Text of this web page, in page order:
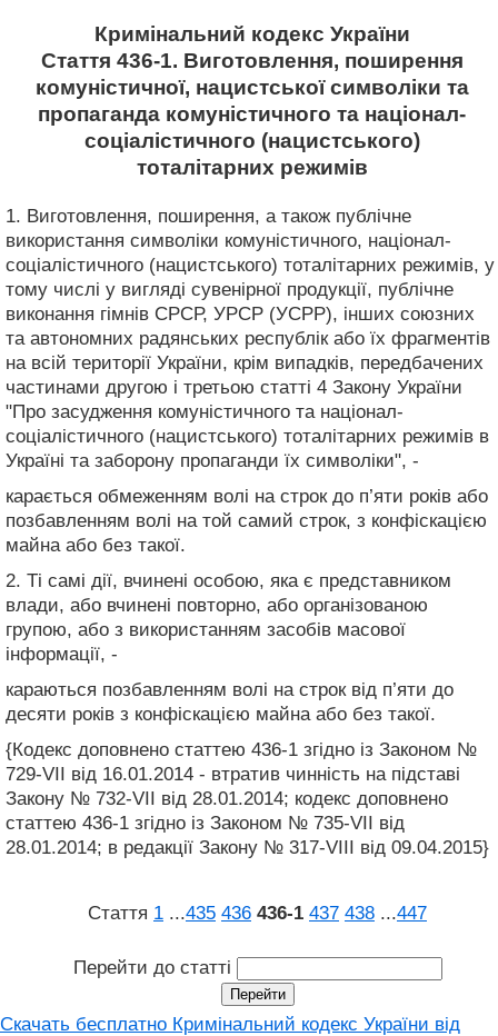
Кримінальний кодекс України
Стаття 436-1. Виготовлення, поширення
комуністичної, нацистської символіки та
пропаганда комуністичного та націонал-
соціалістичного (нацистського)
тоталітарних режимів
1. Виготовлення, поширення, а також публічне
використання символіки комуністичного, націонал-
соціалістичного (нацистського) тоталітарних режимів, у
тому числі у вигляді сувенірної продукції, публічне
виконання гімнів СРСР, УРСР (УСРР), інших союзних
та автономних радянських республік або їх фрагментів
на всій території України, крім випадків, передбачених
частинами другою і третьою статті 4 Закону України
"Про засудження комуністичного та націонал-
соціалістичного (нацистського) тоталітарних режимів в
Україні та заборону пропаганди їх символіки", -
карається обмеженням волі на строк до п’яти років або
позбавленням волі на той самий строк, з конфіскацією
майна або без такої.
2. Ті самі дії, вчинені особою, яка є представником
влади, або вчинені повторно, або організованою
групою, або з використанням засобів масової
інформації, -
караються позбавленням волі на строк від п’яти до
десяти років з конфіскацією майна або без такої.
{Кодекс доповнено статтею 436-1 згідно із Законом №
729-VII від 16.01.2014 - втратив чинність на підставі
Закону № 732-VII від 28.01.2014; кодекс доповнено
статтею 436-1 згідно із Законом № 735-VII від
28.01.2014; в редакції Закону № 317-VIII від 09.04.2015}
Стаття 1 ...435 436 436‑1 437 438 ...447
Перейти до статті
Скачать бесплатно Кримінальний кодекс України від